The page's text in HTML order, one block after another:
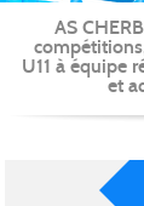
AS
U11 à équipe
et